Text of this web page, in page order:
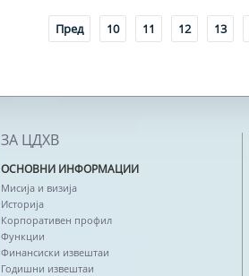
Пред 10 11 12 13
ЗА ЦДХВ
ОСНОВНИ ИНФОРМАЦИИ
Мисија и визија
Историја
Корпоративен профил
Функции
Финансиски извештаи
Годишни извештаи